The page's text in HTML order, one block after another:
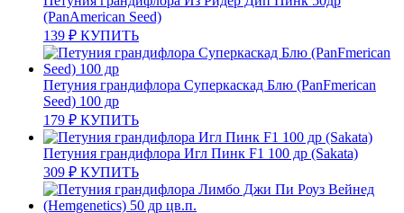
(PanAmerican Seed)
139 ₽ КУПИТЬ
Петуния грандифлора Суперкаскад Блю (PanFmerican
Seed) 100 др
179 ₽ КУПИТЬ
Петуния грандифлора Игл Пинк F1 100 др (Sakata)
309 ₽ КУПИТЬ